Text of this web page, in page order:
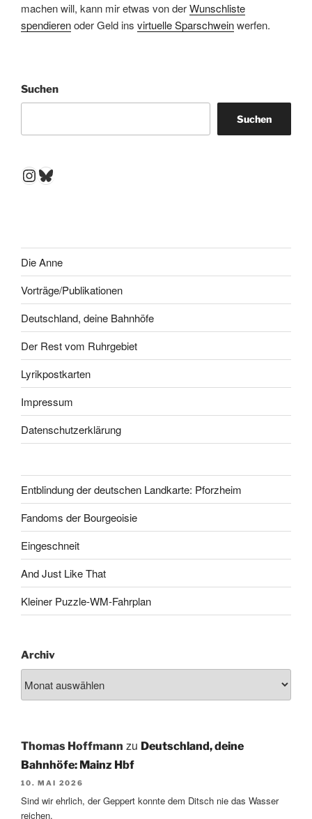
machen will, kann mir etwas von derWunschliste
spendierenoder Geld ins virtuelle Sparschweinwerfen.
Suchen
Suchen
Instagram
Bluesky
Die Anne
Vorträge/Publikationen
Deutschland, deine Bahnhöfe
Der Rest vom Ruhrgebiet
Lyrikpostkarten
Impressum
Datenschutzerklärung
Entblindung der deutschen Landkarte: Pforzheim
Fandoms der Bourgeoisie
Eingeschneit
And Just Like That
Kleiner Puzzle-WM-Fahrplan
Archiv
Thomas Hoffmann zu Deutschland, deine
Bahnhöfe: Mainz Hbf
10. MAI 2026
Sind wir ehrlich, der Geppert konnte dem Ditsch nie das Wasser
reichen.